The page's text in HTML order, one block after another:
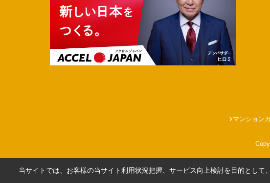
マンション
当サイトでは、お客様の当サイト利用状況把握、サービス向上検討を目的として